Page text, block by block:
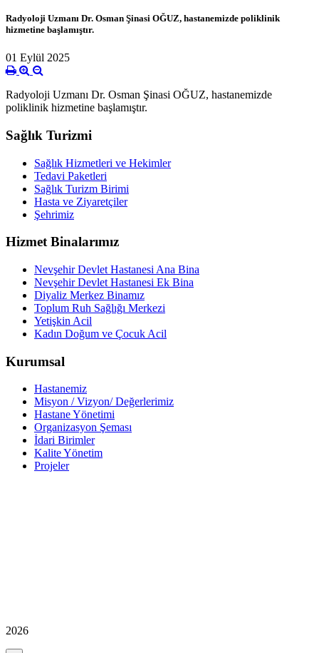
Radyoloji Uzmanı Dr. Osman Şinasi OĞUZ, hastanemizde poliklinik
hizmetine başlamıştır.
01 Eylül 2025
Radyoloji Uzmanı Dr. Osman Şinasi OĞUZ, hastanemizde
poliklinik hizmetine başlamıştır.
Sağlık Turizmi
Sağlık Hizmetleri ve Hekimler
Tedavi Paketleri
Sağlık Turizm Birimi
Hasta ve Ziyaretçiler
Şehrimiz
Hizmet Binalarımız
Nevşehir Devlet Hastanesi Ana Bina
Nevşehir Devlet Hastanesi Ek Bina
Diyaliz Merkez Binamız
Toplum Ruh Sağlığı Merkezi
Yetişkin Acil
Kadın Doğum ve Çocuk Acil
Kurumsal
Hastanemiz
Misyon / Vizyon/ Değerlerimiz
Hastane Yönetimi
Organizasyon Şeması
İdari Birimler
Kalite Yönetim
Projeler
2026